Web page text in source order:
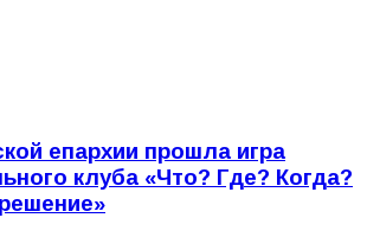
епархии прошла игра
клуба «Что? Где? Когда?